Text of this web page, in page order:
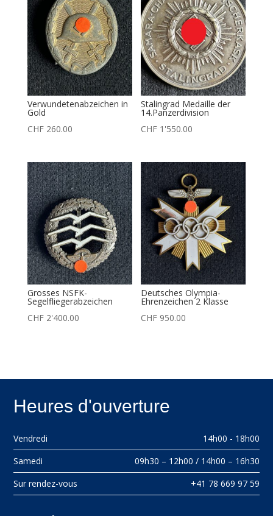
Verwundetenabzeichen in
Gold
CHF260.00
Stalingrad Medaille der
14.Panzerdivision
CHF 1'550.00
Grosses NSFK-
Segelfliegerabzeichen
CHF2'400.00
Deutsches Olympia-
Ehrenzeichen 2 Klasse
CHF 950.00
Heures d'ouverture
Vendredi
14h00 - 18h00
Samedi
09h30 – 12h00 / 14h00 – 16h30
Sur rendez-vous
+41 78 669 97 59